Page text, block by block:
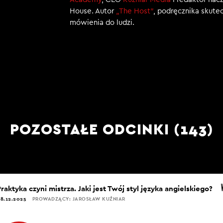
House. Autor „The Host”, podręcznika
mówienia do ludzi.
POZOSTAŁE ODCINKI (143)
czyni mistrza. Jaki jest Twój styl języka angielskiego?
PROWADZĄCY: JAROSŁAW KUŹNIAR